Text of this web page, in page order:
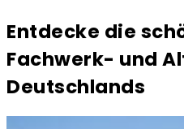
Entdecke die
Fachwerk- und
Deutschlands